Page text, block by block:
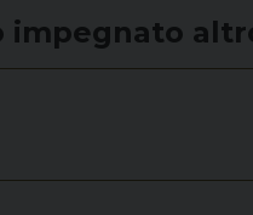
impegnato